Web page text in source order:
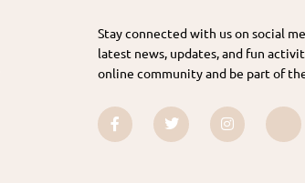
Stay connected with us on social
latest news, updates, and fun
online community and be part of